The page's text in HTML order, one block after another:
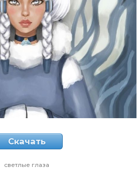
Скачать
светлые глаза